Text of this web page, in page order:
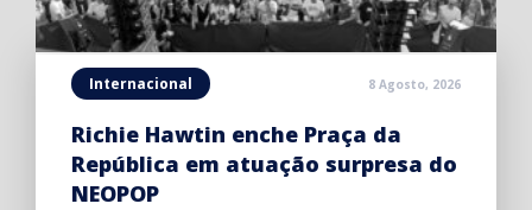
Internacional 8 Agosto, 2026
Richie Hawtin enche Praça da
República em atuação surpresa do
NEOPOP